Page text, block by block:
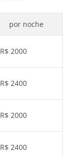
por noche
R$ 2000
R$ 2400
R$ 2000
R$ 2400